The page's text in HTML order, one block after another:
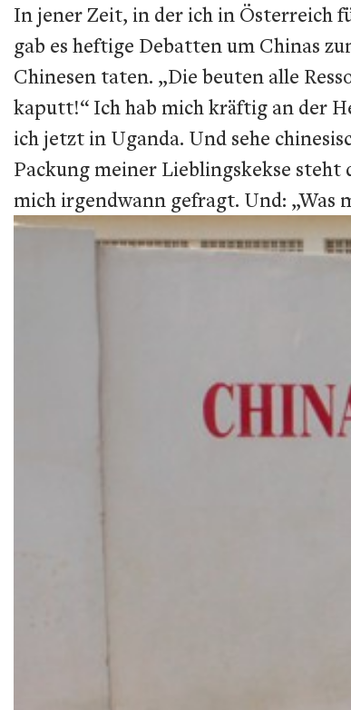
In jener Zeit, in der ich in Österreich
gab es heftige Debatten um Chinas
Chinesen taten. „Die beuten alle
kaputt!“ Ich hab mich kräftig an der
ich jetzt in Uganda. Und sehe
Packung meiner Lieblingskekse
mich irgendwann gefragt. Und: „Was